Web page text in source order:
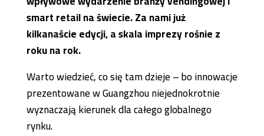
smart retail na świecie. Za nami już
kilkanaście edycji, a skala imprezy rośnie z
roku na rok.
Warto wiedzieć, co się tam dzieje – bo innowacje
prezentowane w Guangzhou niejednokrotnie
wyznaczają kierunek dla całego globalnego
rynku.